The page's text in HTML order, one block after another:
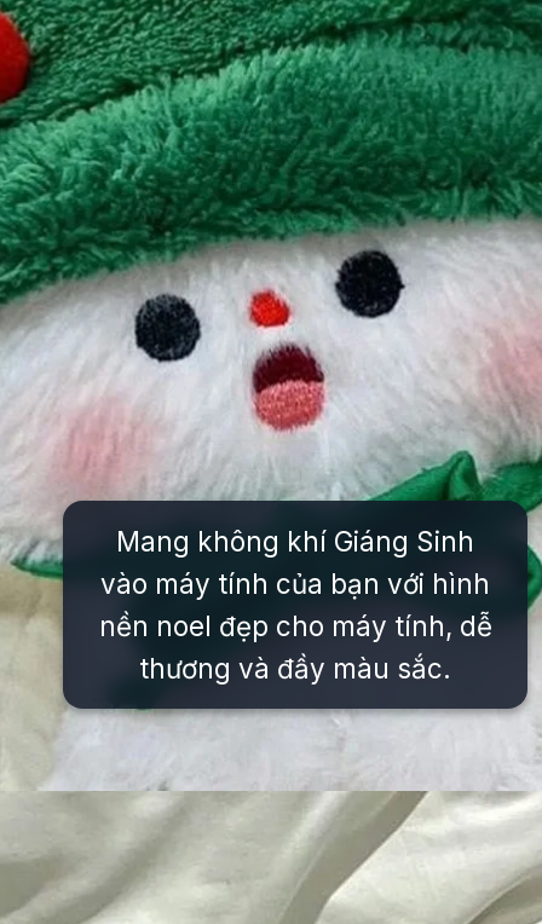
Mang không khí Giáng Sinh
vào máy tính của bạn với hình
nền noel đẹp cho máy tính, dễ
thương và đầy màu sắc.
https://issiloo.edu.vn/avatar-noel